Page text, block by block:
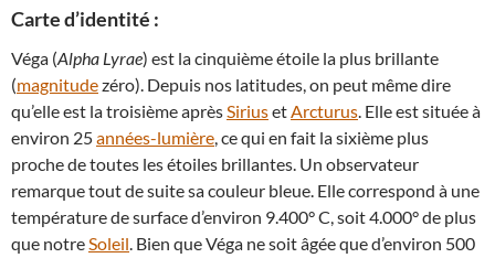
Carte d’identité :
Véga (Alpha Lyrae) est la cinquième étoile la plus brillante
(magnitudezéro). Depuis nos latitudes, on peut même dire
qu’elle est la troisième aprèsSiriusetArcturus. Elle est située à
environ 25années-lumière, ce qui en fait la sixième plus
proche de toutes les étoiles brillantes. Un observateur
remarque tout de suite sa couleur bleue. Elle correspond à une
température de surface d’environ 9.400° C, soit 4.000° de plus
que notreSoleil. Bien que Véga ne soit âgée que d’environ 500